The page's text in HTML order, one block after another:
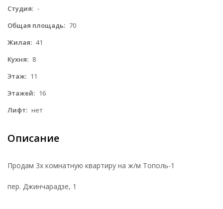
Студия: -
Общая площадь: 70
Жилая: 41
Кухня: 8
Этаж: 11
Этажей: 16
Лифт: нет
Описание
Продам 3х комнатную квартиру на ж/м Тополь-1
пер. Джинчарадзе, 1